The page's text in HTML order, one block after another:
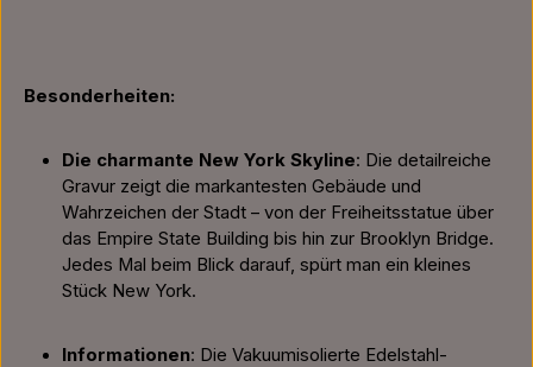
Besonderheiten:
Die charmante New York Skyline: Die detailreiche
Gravur zeigt die markantesten Gebäude und
Wahrzeichen der Stadt – von der Freiheitsstatue über
das Empire State Building bis hin zur Brooklyn Bridge.
Jedes Mal beim Blick darauf, spürt man ein kleines
Stück New York.
Informationen: Die Vakuumisolierte Edelstahl-